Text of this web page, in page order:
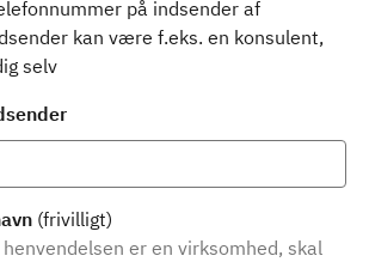
på indsender af
kan være f.eks. en konsulent,
selv
(frivilligt)
er en virksomhed, skal